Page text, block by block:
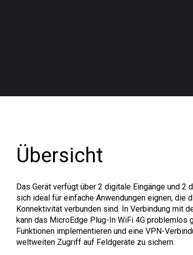
Übersicht
Das Gerät verfügt über 2 digitale Eingänge und 2
sich ideal für einfache Anwendungen eignen, die
Konnektivität verbunden sind. In Verbindung mit
kann das MicroEdge Plug-In WiFi 4G problemlos
Funktionen implementieren und eine VPN-
weltweiten Zugriff auf Feldgeräte zu sichern.